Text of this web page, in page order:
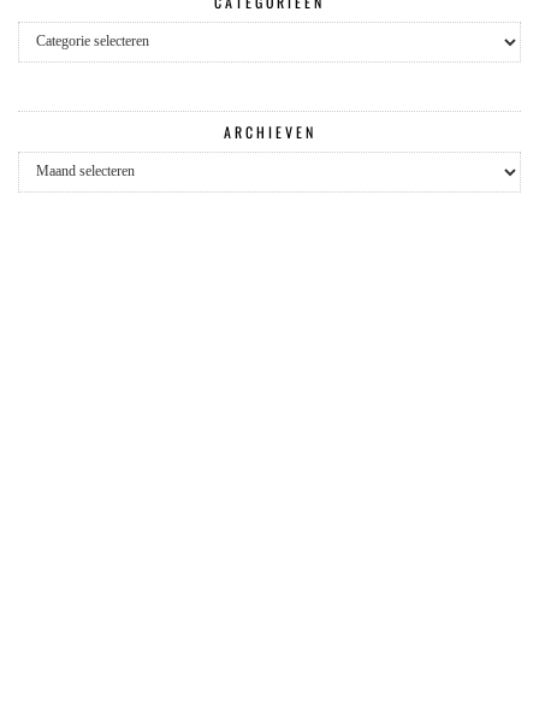
Categorieën
ARCHIEVEN
Archieven